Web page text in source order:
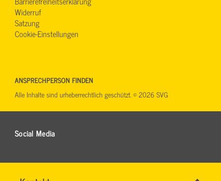
Widerruf
Satzung
Cookie-Einstellungen
Social Media
ANSPRECHPERSON FINDEN
Alle Inhalte sind urheberrechtlich geschützt. © 2026 SVG